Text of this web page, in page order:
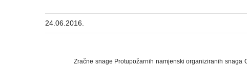
24.06.2016.
Zračne snage Protupožarnih namjenski organiziranih snaga